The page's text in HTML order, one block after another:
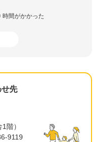
時間がかかった
せ先
階）
9119